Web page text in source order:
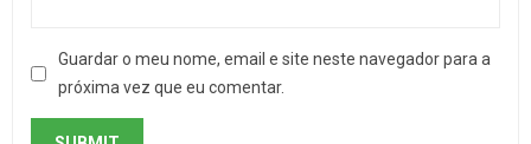
Guardar o meu nome, email e site neste navegador para a
próxima vez que eu comentar.